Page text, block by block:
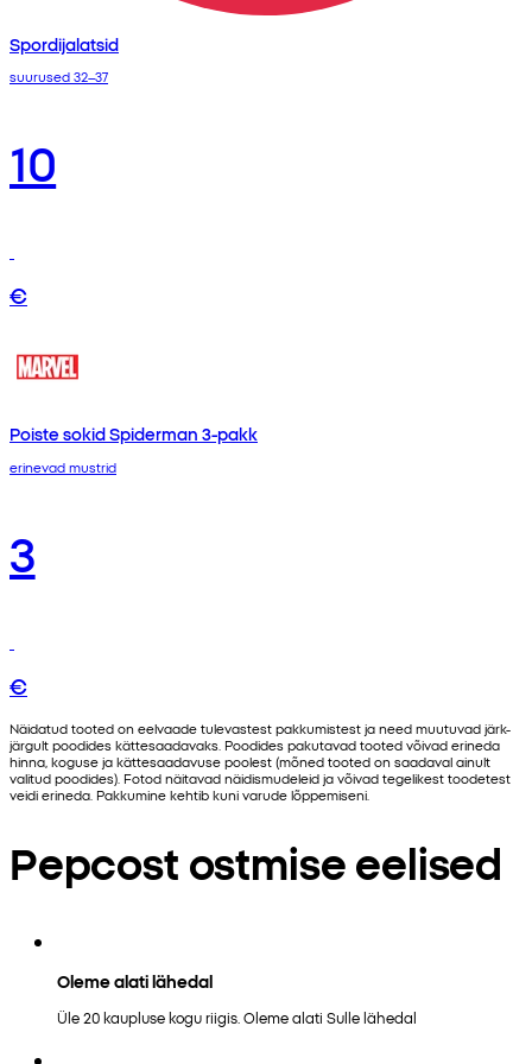
Spordijalatsid
suurused 32–37
10
€
Poiste sokid Spiderman 3-pakk
erinevad mustrid
3
€
Näidatud tooted on eelvaade tulevastest pakkumistest ja need muutuvad järk-
järgult poodides kättesaadavaks. Poodides pakutavad tooted võivad erineda
hinna, koguse ja kättesaadavuse poolest (mõned tooted on saadaval ainult
valitud poodides). Fotod näitavad näidismudeleid ja võivad tegelikest toodetest
veidi erineda. Pakkumine kehtib kuni varude lõppemiseni.
Pepcost ostmise eelised
Oleme alati lähedal
Üle 20 kaupluse kogu riigis. Oleme alati Sulle lähedal